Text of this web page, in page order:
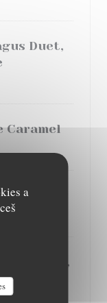
a
Duet,
Caramel
Oil,